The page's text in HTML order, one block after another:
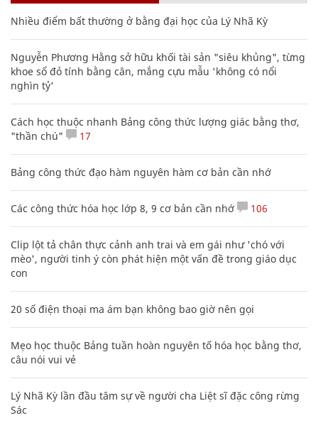
Nhiều điểm bất thường ở bằng đại học của Lý Nhã Kỳ
Nguyễn Phương Hằng sở hữu khối tài sản "siêu khủng", từng
khoe sổ đỏ tính bằng cân, mắng cựu mẫu 'không có nổi
nghìn tỷ'
Cách học thuộc nhanh Bảng công thức lượng giác bằng thơ,
"thần chú"
17
Bảng công thức đạo hàm nguyên hàm cơ bản cần nhớ
Các công thức hóa học lớp 8, 9 cơ bản cần nhớ 106
Clip lột tả chân thực cảnh anh trai và em gái như 'chó với
mèo', người tinh ý còn phát hiện một vấn đề trong giáo dục
con
20 số điện thoại ma ám bạn không bao giờ nên gọi
Mẹo học thuộc Bảng tuần hoàn nguyên tố hóa học bằng thơ,
câu nói vui vẻ
Lý Nhã Kỳ lần đầu tâm sự về người cha Liệt sĩ đặc công rừng
Sác